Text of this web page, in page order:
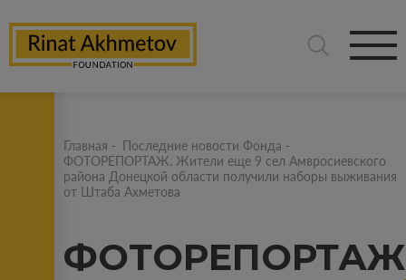
Главная - Последние новости Фонда -
ФОТОРЕПОРТАЖ. Жители еще 9 сел Амвросиевского
района Донецкой области получили наборы выживания
от Штаба Ахметова